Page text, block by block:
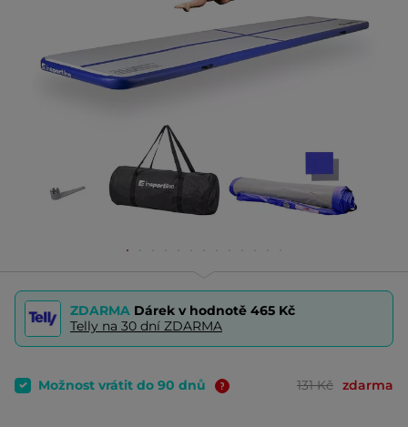
ZDARMA Dárek v hodnotě 465 Kč
Telly na 30 dní ZDARMA
Možnost vrátit do 90 dnů 131 Kč zdarma